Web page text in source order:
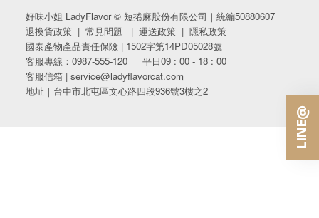
好味小姐 LadyFlavor © 短捲麻股份有限公司｜統編50880607
退換貨政策| 常見問題 | 運送政策| 隱私政策
國泰產物產品責任保險 | 1502字第14PD05028號
客服專線：0987-555-120 ｜ 平日09 : 00 - 18 : 00
客服信箱 | service@ladyflavorcat.com
地址｜台中市北屯區文心路四段936號3樓之2